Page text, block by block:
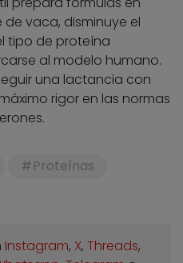
vaca, disminuye el
tipo de proteína
al modelo humano.
una lactancia con
rigor en las normas
Proteínas
Instagram, X, Threads,